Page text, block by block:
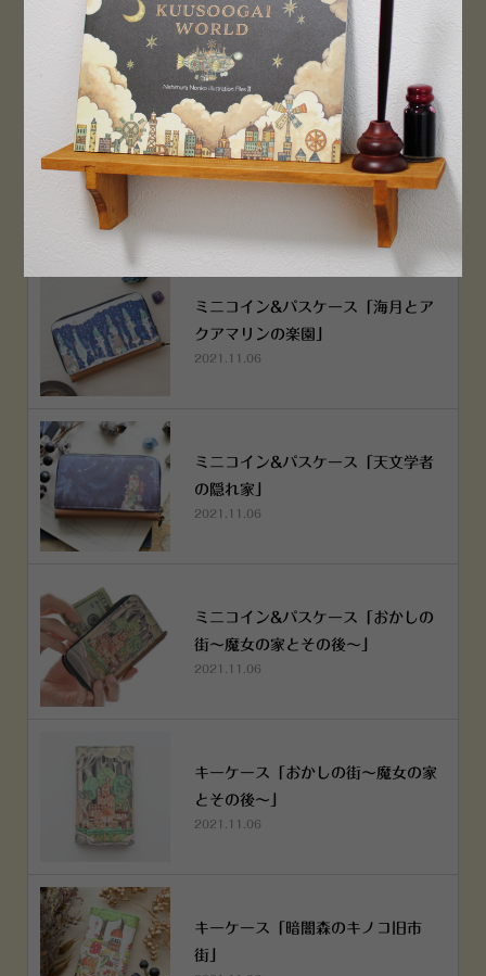
PEN！
2022.12.05
空想街雑貨店《吉祥寺本店》４月２
５日OPEN!
ミニコイン&パスケース「海月とア
クアマリンの楽園」
2021.11.06
ミニコイン&パスケース「天文学者
の隠れ家」
2021.11.06
ミニコイン&パスケース「おかしの
街～魔女の家とその後～」
2021.11.06
キーケース「おかしの街～魔女の家
とその後～」
2021.11.06
キーケース「暗闇森のキノコ旧市
街」